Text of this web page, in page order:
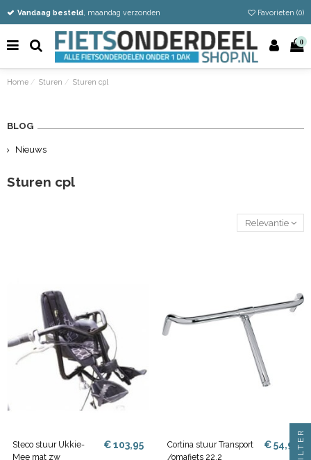
Vandaag besteld, maandag verzonden
Gratis verzending vanaf €50
Eenvoudig retour Favorieten (0)
0
Home Sturen Sturen cpl
Sturen cpl
Relevantie
Steco stuur Ukkie-
Mee mat zw
€ 103,95
Cortina stuur Transport
/omafiets 22.2
€ 54,95
BLOG
Nieuws
FILTER